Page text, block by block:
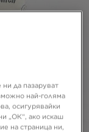
да пазаруват
най-голяма
осигурявайки
„ОК“, ако искаш
на страница ни,